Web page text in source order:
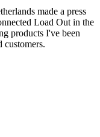
made a press
Load Out in the
products I've been
customers.